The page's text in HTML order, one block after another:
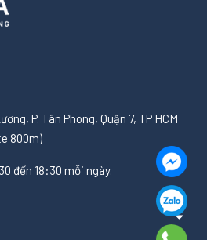
P. Tân Phong, Quận 7, TP HCM
800m)
đến 18:30 mỗi ngày.